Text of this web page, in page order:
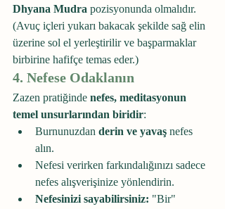
Dhyana Mudra pozisyonunda olmalıdır.
(Avuç içleri yukarı bakacak şekilde sağ elin
üzerine sol el yerleştirilir ve başparmaklar
birbirine hafifçe temas eder.)
4. Nefese Odaklanın
Zazen pratiğinde nefes, meditasyonun
temel unsurlarından biridir:
Burnunuzdan derin ve yavaş nefes
alın.
Nefesi verirken farkındalığınızı sadece
nefes alışverişinize yönlendirin.
Nefesinizi sayabilirsiniz: "Bir"